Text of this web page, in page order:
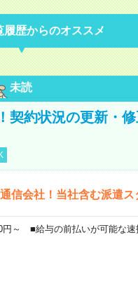
履歴からのオススメ
未読
契約状況の更新・
信会社！当社含む派遣ス
～ ■給与の前払いが可能な速